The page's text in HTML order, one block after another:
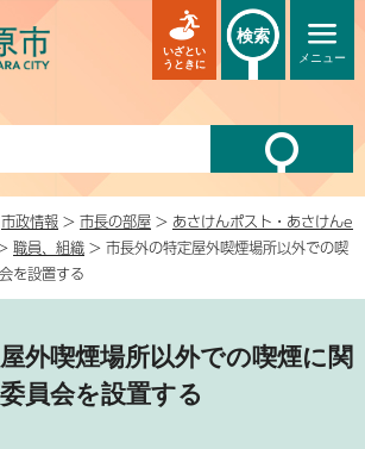
メニュー
いざとい
うときに
検索
市政情報 > 市長の部屋 > あさけんポスト・あさけんe
職員、組織 > 市長外の特定屋外喫煙場所以外での喫
を設置する
外喫煙場所以外での喫煙に関
員会を設置する